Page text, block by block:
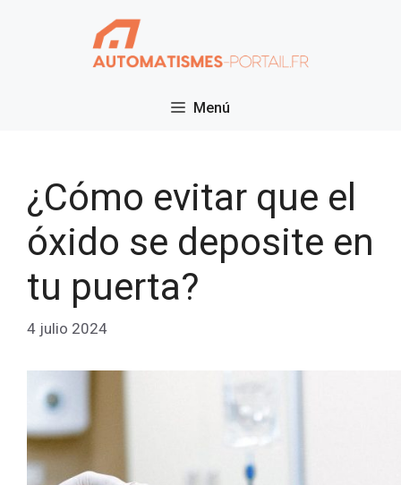
Menú
¿Cómo evitar que el
óxido se deposite en
tu puerta?
4 julio 2024